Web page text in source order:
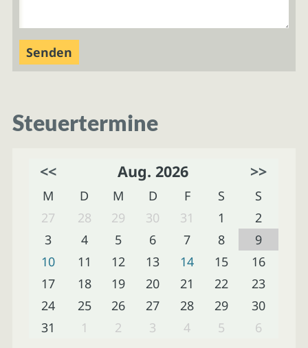
Steuertermine
<< Aug. 2026 >>
M D M D F S
S
27
28 29 30 31 1
2
3
4 5 6 7 8
9
10
11 12 13 14 15
16
17
18 19 20 21 22
23
24
25 26 27 28 29
30
31
1 2 3 4 5 6